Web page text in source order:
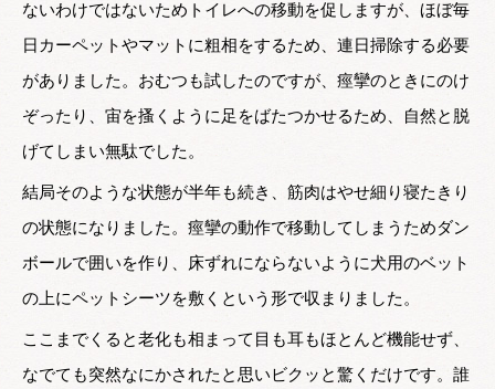
ないわけではないためトイレへの移動を促しますが、ほぼ毎
日カーペットやマットに粗相をするため、連日掃除する必要
がありました。おむつも試したのですが、痙攣のときにのけ
ぞったり、宙を搔くように足をばたつかせるため、自然と脱
げてしまい無駄でした。
結局そのような状態が半年も続き、筋肉はやせ細り寝たきり
の状態になりました。痙攣の動作で移動してしまうためダン
ボールで囲いを作り、床ずれにならないように犬用のベット
の上にペットシーツを敷くという形で収まりました。
ここまでくると老化も相まって目も耳もほとんど機能せず、
なでても突然なにかされたと思いビクッと驚くだけです。誰